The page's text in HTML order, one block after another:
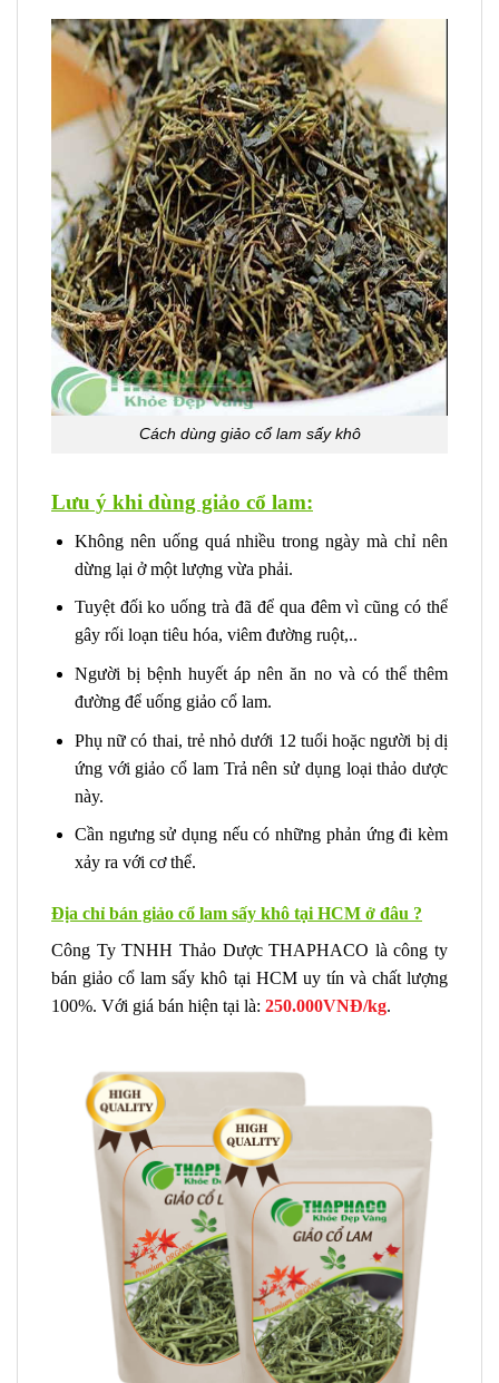
Cách dùng giảo cổ lam sấy khô
Lưu ý khi dùng giảo cổ lam:
Không nên uống quá nhiều trong ngày mà chỉ nên
dừng lại ở một lượng vừa phải.
Tuyệt đối ko uống trà đã để qua đêm vì cũng có thể
gây rối loạn tiêu hóa, viêm đường ruột,..
Người bị bệnh huyết áp nên ăn no và có thể thêm
đường để uống giảo cổ lam.
Phụ nữ có thai, trẻ nhỏ dưới 12 tuổi hoặc người bị dị
ứng với giảo cổ lam Trả nên sử dụng loại thảo dược
này.
Cần ngưng sử dụng nếu có những phản ứng đi kèm
xảy ra với cơ thể.
Địa chỉ bán giảo cổ lam sấy khô tại HCM ở đâu ?
Công Ty TNHH Thảo Dược THAPHACO là công ty
bán giảo cổ lam sấy khô tại HCM uy tín và chất lượng
100%. Với giá bán hiện tại là: 250.000VNĐ/kg.